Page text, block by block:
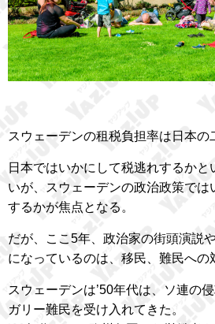
スウェーデンの租税負担率は日本の
日本ではいかにして税逃れするかと
いが、スウェーデンの政治政策では
するかが焦点となる。
だが、ここ5年、政治家の街頭演説
になっているのは、移民、難民への
スウェーデンは’50年代は、ソ連の
ガリー難民を受け入れてきた。